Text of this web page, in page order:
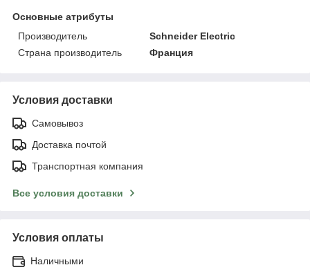
Основные атрибуты
Производитель
Schneider Electric
Страна производитель
Франция
Условия доставки
Самовывоз
Доставка почтой
Транспортная компания
Все условия доставки
Условия оплаты
Наличными